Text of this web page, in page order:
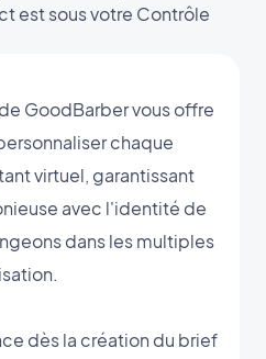
est sous votre Contrôle
GoodBarber vous offre
chaque
virtuel, garantissant
avec l'identité de
dans les multiples
dès la création du brief